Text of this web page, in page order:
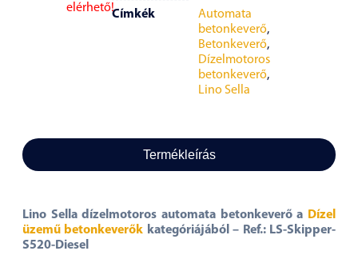
elérhető!Címkék
Automata
betonkeverő,
Betonkeverő,
Dízelmotoros
betonkeverő,
Lino Sella
Termékleírás
Lino Sella dízelmotoros automata betonkeverő a Dízel
üzemű betonkeverők kategóriájából – Ref.: LS-Skipper-
S520-Diesel